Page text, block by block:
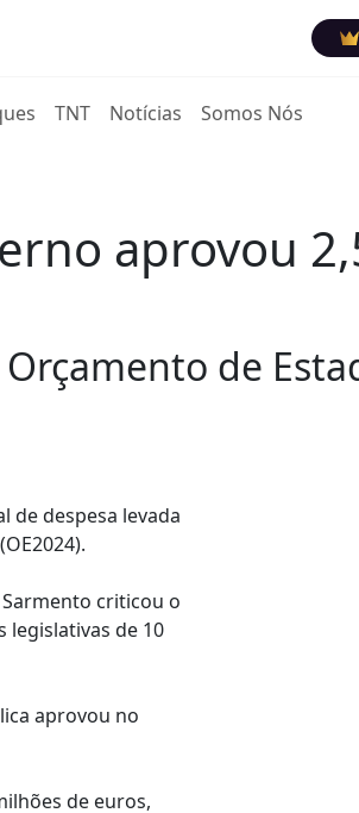
TNT Notícias Somos Nós
aprovou
de
de despesa levada
Sarmento criticou o
legislativas de 10
aprovou no
de euros,